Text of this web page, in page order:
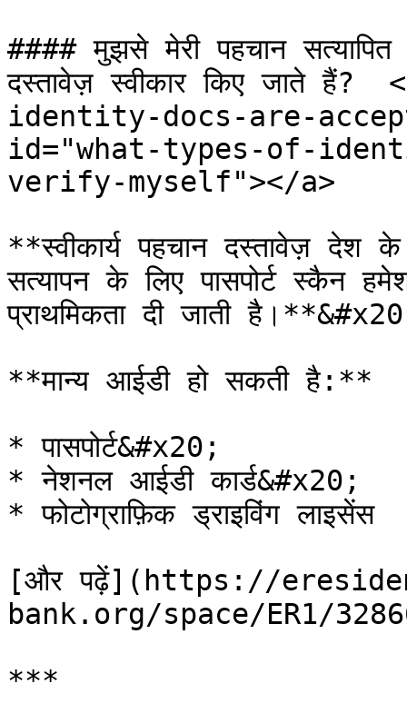
#### मुझसे मेरी पहचान
दस्तावेज़ स्वीकार किए जाते
identity-docs-are-
id="what-types-of-
verify-myself"></a>
**स्वीकार्य पहचान दस्तावेज़ देश
सत्यापन के लिए पासपोर्ट स्कैन
प्राथमिकता दी जाती
**मान्य आईडी हो सकती है:**
* पासपोर्ट&#x20;
* नेशनल आईडी कार्ड&#x20;
* फोटोग्राफ़िक ड्राइविंग लाइसेंस
[और पढ़ें](https://
bank.org/space/ER1/
***